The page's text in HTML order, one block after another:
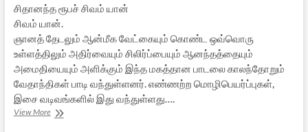
சிதானந்த ரூபச் சிவம் யான்
சிவம் யான்.
ஞானத் தேடலும் ஆன்மீக வேட்கையும் கொண்ட ஒவ்வொரு
உள்ளத்திலும் அதிர்வையும் சிலிர்ப்பையும் ஆனந்தத்தையும்
அமைதியையும் அளிக்கும் இந்த மகத்தான பாடலை காலந்தோறும்
வேதாந்திகள் பாடி வந்துள்ளனர். எண்ணற்ற மொழிபெயர்ப்புகள்,
இசை வடிவங்களில் இது வந்துள்ளது….
View Moreஆதிசங்கரரின்